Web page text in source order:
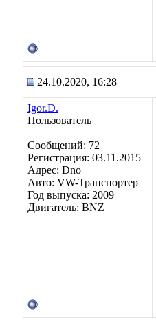
24.10.2020, 16:28
Igor.D.
Пользователь
Сообщений: 72
Регистрация: 03.11.2015
Адрес: Dno
Авто: VW-Транспортер
Год выпуска: 2009
Двигатель: BNZ